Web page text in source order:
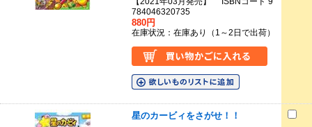
784046320735
880円
在庫状況：在庫あり（1～2日で出荷）
星のカービィをさがせ！！